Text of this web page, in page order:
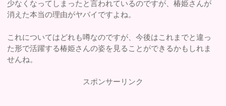
少なくなってしまったと言われているのですが、椿姫さんが
消えた本当の理由がヤバイですよね。
これについてはどれも噂なのですが、今後はこれまでと違っ
た形で活躍する椿姫さんの姿を見ることができるかもしれま
せんね。
スポンサーリンク